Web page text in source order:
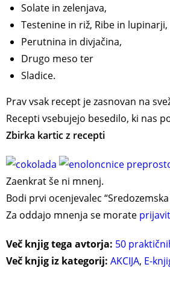
Solate in zelenjava,
Testenine in riž, Ribe in lupinarji,
Perutnina in divjačina,
Drugo meso ter
Sladice.
Prav vsak recept je zasnovan na
Recepti vsebujejo besedilo, ki nas
Zbirka kartic z recepti
Zaenkrat še ni mnenj.
Bodi prvi ocenjevalec “Sredozemska
Za oddajo mnenja se morate
Več knjig tega avtorja: 50
Več knjig iz kategorij: AKCIJA, E-